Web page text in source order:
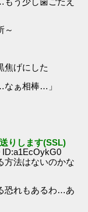
～
焦げにした
なぁ相棒…」
りします(SSL)
ID:a1EcOykG0
法はないのかな
恐れもあるわ…あ